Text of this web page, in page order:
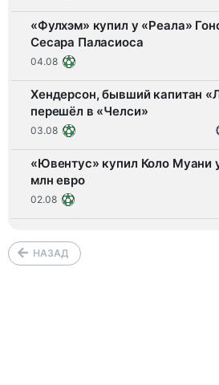
«Фулхэм» купил у «Реала»
Сесара Паласиоса
04.08
Хендерсон, бывший капитан
перешёл в «Челси»
03.08
«Ювентус» купил Коло Муани
млн евро
02.08
НАЗАД